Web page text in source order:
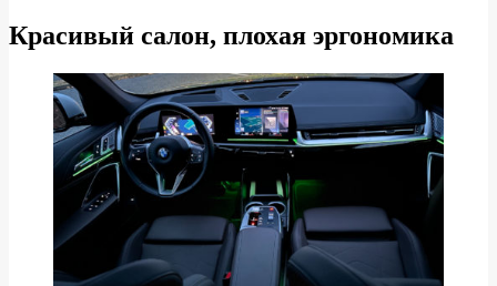
Красивый салон, плохая эргономика